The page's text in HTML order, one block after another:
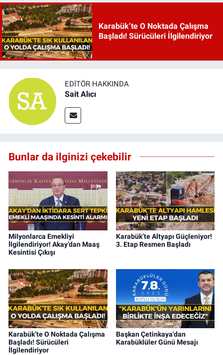
Karabük’te O Noktada Çalışma
Başladı! Sürücüleri İlgilendiriyor
EDITÖR HAKKINDA
Sait Alıcı
Bunlar da ilginizi çekebilir
Milyonlarca Emekliyi
İlgilendiriyor! Akay’dan Maaş
Kesintisi Çıkışı
Karabük’te Altyapı Güçleniyor!
3. Etap Resmen Başladı
Karabük’te O Noktada Çalışma
Başladı! Sürücüleri
İlgilendiriyor
Başkan Çetinkaya'dan
Karabüklüler Günü Mesajı